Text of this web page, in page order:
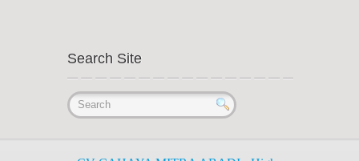
Search Site